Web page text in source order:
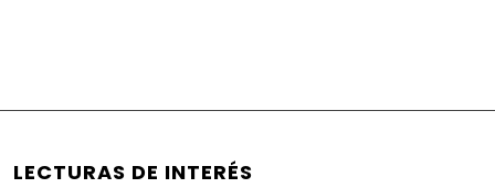
LECTURAS DE INTERÉS